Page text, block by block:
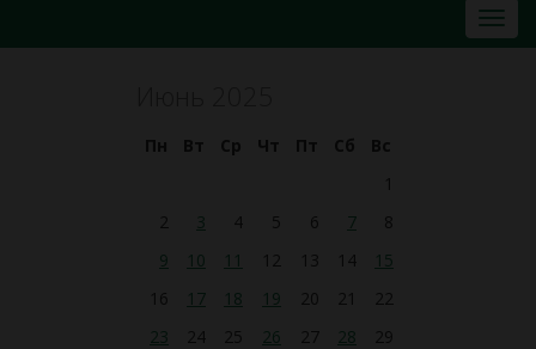
Пн Вт Ср Чт Пт Сб
Вс
1
2
3 4 5 6 7
8
9
10 11 12 13 14
15
16
17 18 19 20 21
22
23
24 25 26 27 28
29